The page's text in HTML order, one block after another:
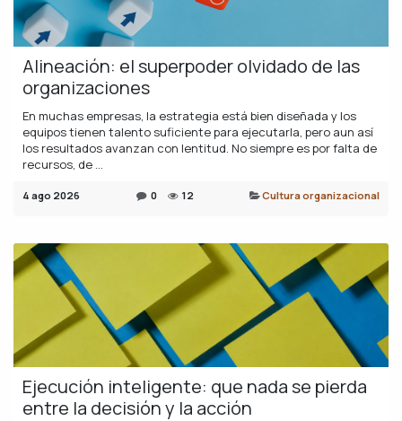
Alineación: el superpoder olvidado de las
organizaciones
En muchas empresas, la estrategia está bien diseñada y los
equipos tienen talento suficiente para ejecutarla, pero aun así
los resultados avanzan con lentitud. No siempre es por falta de
recursos, de ...
4 ago 2026 0 12 Cultura organizacional
Ejecución inteligente: que nada se pierda
entre la decisión y la acción